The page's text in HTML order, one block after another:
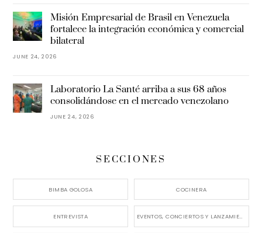
Misión Empresarial de Brasil en Venezuela
fortalece la integración económica y comercial
bilateral
JUNE 24, 2026
Laboratorio La Santé arriba a sus 68 años
consolidándose en el mercado venezolano
JUNE 24, 2026
SECCIONES
BIMBA GOLOSA COCINERA
ENTREVISTA EVENTOS, CONCIERTOS Y LANZAMIENTOS